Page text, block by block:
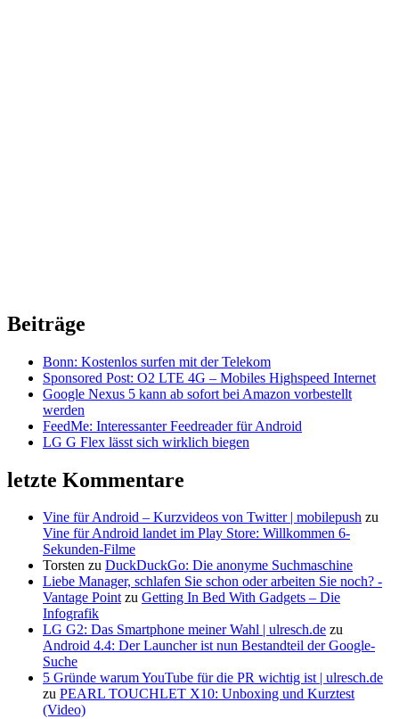
Beiträge
Bonn: Kostenlos surfen mit der Telekom
Sponsored Post: O2 LTE 4G – Mobiles Highspeed Internet
Google Nexus 5 kann ab sofort bei Amazon vorbestellt
werden
FeedMe: Interessanter Feedreader für Android
LG G Flex lässt sich wirklich biegen
letzte Kommentare
Vine für Android – Kurzvideos von Twitter | mobilepush zu
Vine für Android landet im Play Store: Willkommen 6-
Sekunden-Filme
Torsten zu DuckDuckGo: Die anonyme Suchmaschine
Liebe Manager, schlafen Sie schon oder arbeiten Sie noch? -
Vantage Pointzu Getting In Bed With Gadgets – Die
Infografik
LG G2: Das Smartphone meiner Wahl | ulresch.de zu
Android 4.4: Der Launcher ist nun Bestandteil der Google-
Suche
5 Gründe warum YouTube für die PR wichtig ist | ulresch.de
zu PEARL TOUCHLET X10: Unboxing und Kurztest
(Video)